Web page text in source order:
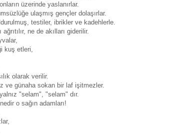
üzerinde yaslanırlar.
ulaşmış gençler dolaşırlar.
testiler, ibrikler ve kadehlerle.
ne de akılları giderilir.
kuş etleri,
olarak verilir.
ve günaha sokan bir laf işitmezler.
"selam", "selam" dır.
o sağın adamları!